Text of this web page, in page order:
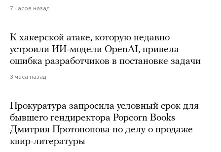
7 часов назад
К хакерской атаке, которую недавно
устроили ИИ-модели OpenAI, привела
ошибка разработчиков в постановке задачи
3 часа назад
Прокуратура запросила условный срок для
бывшего гендиректора Popcorn Books
Дмитрия Протопопова по делу о продаже
квир-литературы